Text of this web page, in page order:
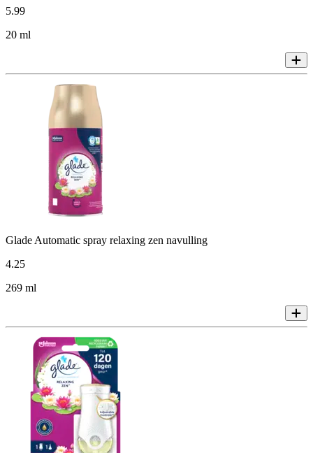
5.99
20 ml
Glade Automatic spray relaxing zen navulling
4.25
269 ml